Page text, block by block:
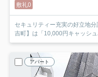
敷礼0
セキュリティー充実の好立地
吉町】は「10,000円キャッシ
アパート